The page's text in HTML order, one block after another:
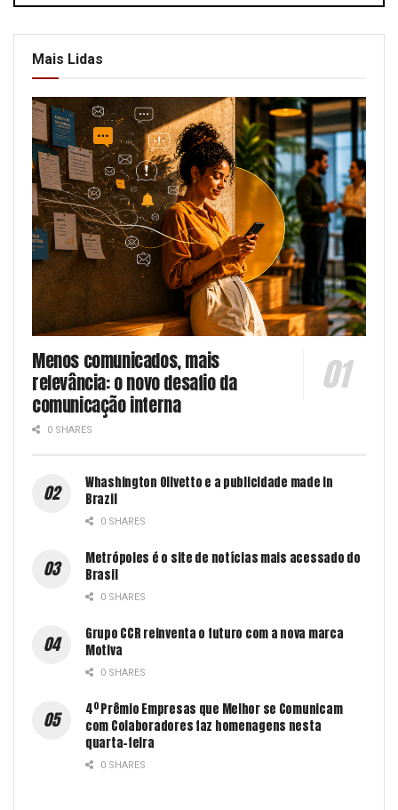
Mais Lidas
Menos comunicados, mais
relevância: o novo desafio da
comunicação interna
0 SHARES
Whashington Olivetto e a publicidade made in
Brazil
0 SHARES
Metrópoles é o site de notícias mais acessado do
Brasil
0 SHARES
Grupo CCR reinventa o futuro com a nova marca
Motiva
0 SHARES
4º Prêmio Empresas que Melhor se Comunicam
com Colaboradores faz homenagens nesta
quarta-feira
0 SHARES